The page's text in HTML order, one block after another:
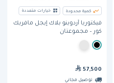
كمية محدودة خيارات متعددة
فيكتوريا أردوينو بلاك إيجل مافريك
كور – مجموعتان
57,500
توصيل مجاني